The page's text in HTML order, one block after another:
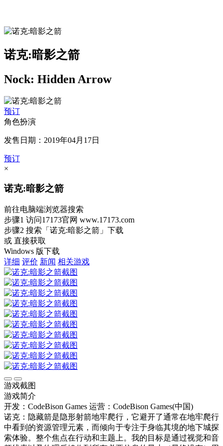
诺克:暗影之箭
Nock: Hidden Arrow
预订
角色扮演
发售日期：2019年04月17日
预订
×
诺克:暗影之箭
前往电脑端浏览器搜索
步骤1 访问17173官网 www.17173.com
步骤2 搜索 「诺克:暗影之箭」 下载
或 直接获取
Windows 版下载
详细 评价 新闻 相关游戏
游戏截图
游戏简介
开发：CodeBison Games 运营：CodeBison Games(中国)
诺克：隐藏箭是隐形射箭地牢爬行，它避开了通常在地牢爬行
中看到的资源管理元素，而倾向于专注于身临其境的地下城探
索体验。整个焦点在行动和主题上。我的目标是通过视觉和音